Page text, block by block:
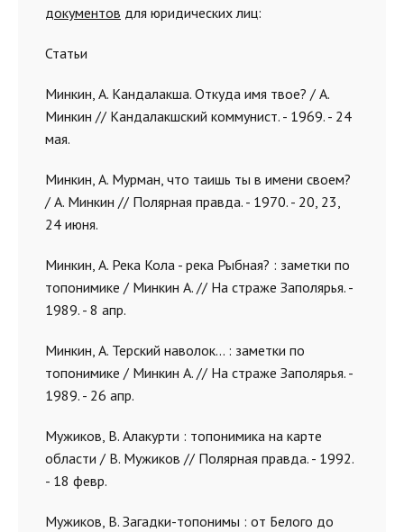
документов для юридических лиц:
Статьи
Минкин, А. Кандалакша. Откуда имя твое? / А.
Минкин // Кандалакшский коммунист. - 1969. - 24
мая.
Минкин, А. Мурман, что таишь ты в имени своем?
/ А. Минкин // Полярная правда. - 1970. - 20, 23,
24 июня.
Минкин, А. Река Кола - река Рыбная? : заметки по
топонимике / Минкин А. // На страже Заполярья. -
1989. - 8 апр.
Минкин, А. Терский наволок... : заметки по
топонимике / Минкин А. // На страже Заполярья. -
1989. - 26 апр.
Мужиков, В. Алакурти : топонимика на карте
области / В. Мужиков // Полярная правда. - 1992.
- 18 февр.
Мужиков, В. Загадки-топонимы : от Белого до